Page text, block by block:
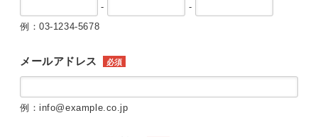
-
-
例：03-1234-5678
メールアドレス 必須
例：info@example.co.jp